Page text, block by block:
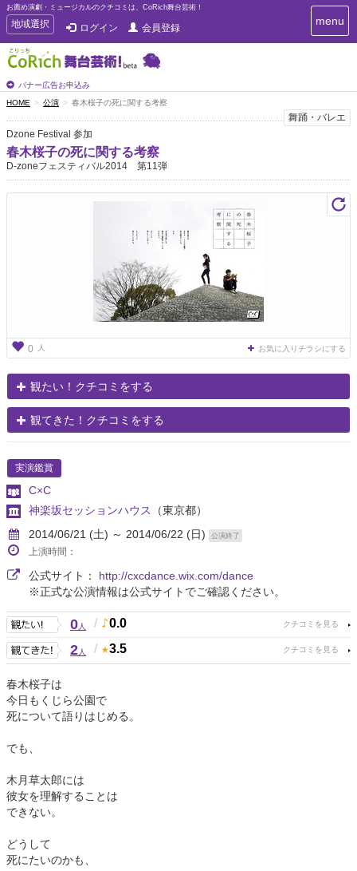
お薦め演劇・ミュージカルのクチコミは、CoRich舞台芸術！
T
o
g
g
e
n
a
v
i
g
a
地域選択 ログイン 会員登録
バナー広告お申込み
T
o
n
g
a
menu
HOME 公演 春木桜子の死に関する考察
舞踊・バレエ
Dzone Festival 参加
春木桜子の死に関する考察
D-zoneフェスティバル2014 第11弾
0 人 お気に入りチラシにする
観たい！クチコミをする
観てきた！クチコミをする
実演鑑賞
C×C
神楽坂セッションハウス
（東京都）
2014/06/21 (土) ～ 2014/06/22 (日)
公演終了
上演時間：
公式サイト： http://cxcdance.wix.com/dance
※正式な公演情報は公式サイトでご確認ください。
0人 / 0.0
2人 / 3.5
春木桜子は
今日もくじら公園で
死について語りはじめる。
でも、
木月草太郎には
彼女を理解することは
できない。
どうして
死にたいのかも、